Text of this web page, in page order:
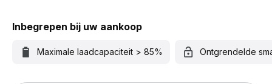
Inbegrepen bij uw aankoop
Maximale laadcapaciteit > 85% Ontgrendelde